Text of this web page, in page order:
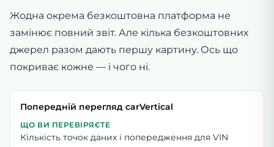
Жодна окрема безкоштовна платформа не
замінює повний звіт. Але кілька безкоштовних
джерел разом дають першу картину. Ось що
покриває кожне — і чого ні.
Попередній перегляд carVertical
ЩО ВИ ПЕРЕВІРЯЄТЕ
Кількість точок даних і попередження для VIN